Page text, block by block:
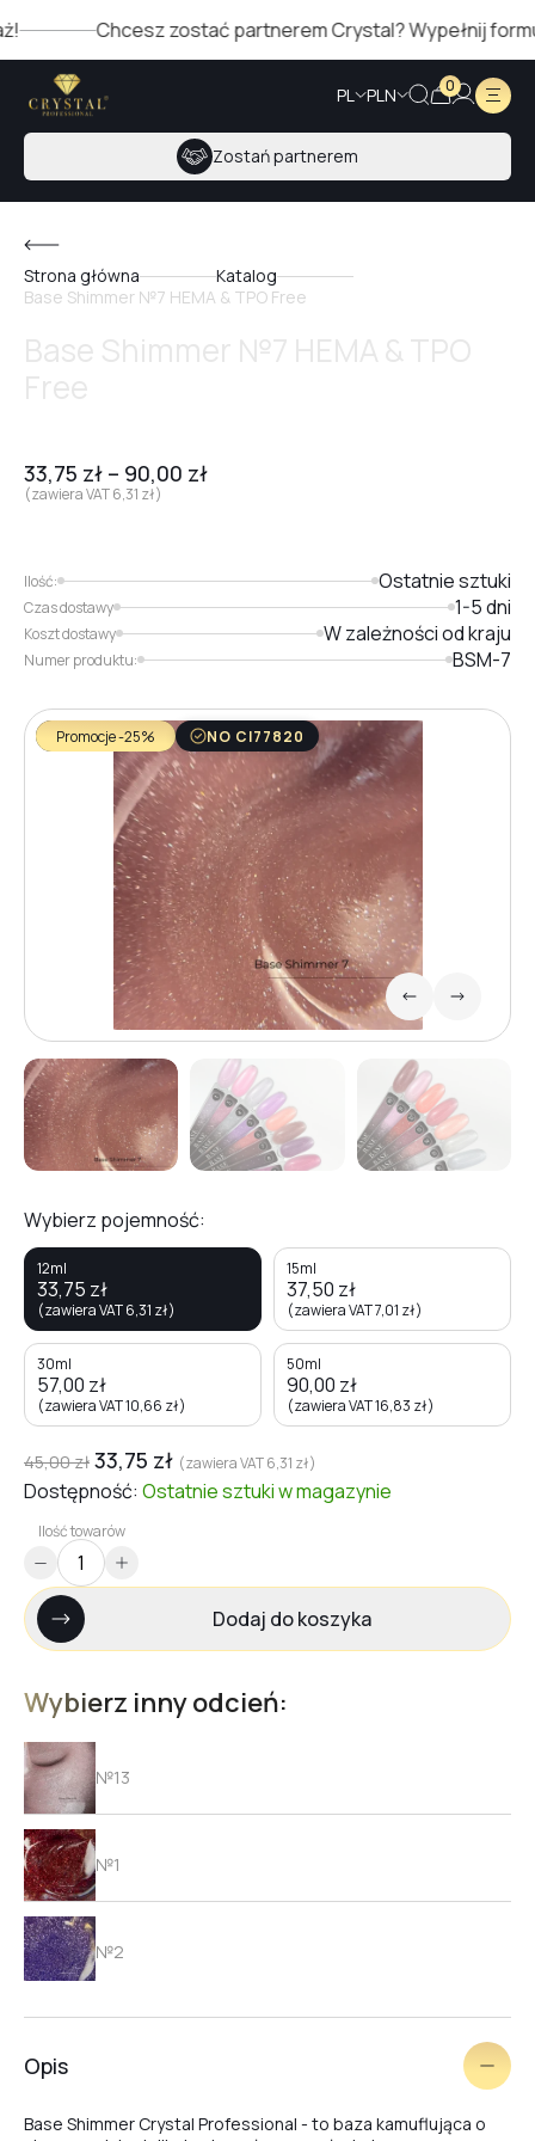
Chcesz zostać partnerem Crystal? Wypełnij formularz
PL PLN 0
Zostań partnerem
Strona główna
Katalog
Base Shimmer №7 HEMA & TPO Free
33,75 zł – 90,00 zł
(zawiera VAT6,31 zł)
Ilość: Ostatnie sztuki
Czas dostawy 1-5 dni
Koszt dostawy W zależności od kraju
Numer produktu: BSM-7
Wybierz pojemność:
12ml
33,75 zł
(zawiera VAT6,31 zł)
15ml
37,50 zł
(zawiera VAT7,01 zł)
30ml
57,00 zł
(zawiera VAT10,66 zł)
50ml
90,00 zł
(zawiera VAT16,83 zł)
45,00zł 33,75 zł (zawiera VAT6,31 zł)
Dostępność: Ostatnie sztukiw magazynie
Ilość towarów
Dodaj do koszyka
Wybierz inny odcień:
№13
№1
№2
№22
Promocje -25% NO CI77820
Opis
Base Shimmer Crystal Professional - to baza kamuflująca o